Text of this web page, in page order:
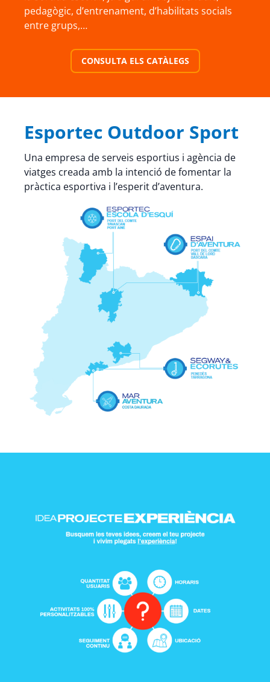
pedagògic, d’entrenament, d’habilitats socials
entre grups,…
CONSULTA ELS CATÀLEGS
Esportec Outdoor Sport
Una empresa de serveis esportius i agència de
viatges creada amb la intenció de fomentar la
pràctica esportiva i l’esperit d’aventura.